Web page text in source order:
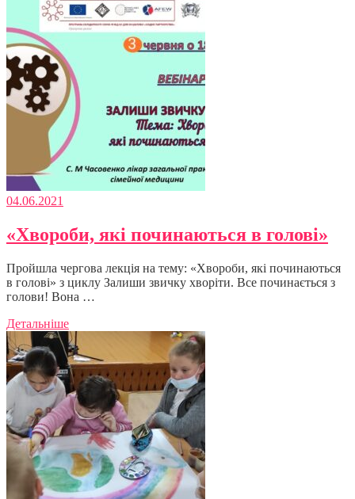
04.06.2021
«Хвороби, які починаються в голові»
Пройшла чергова лекція на тему: «Хвороби, які починаються
в голові» з циклу Залиши звичку хворіти. Все починається з
голови! Вона …
Детальніше